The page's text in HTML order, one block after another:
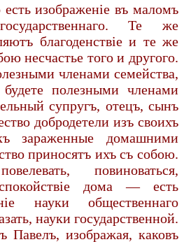
изображенiе въ маломъ
Те же
благоденствiе и те же
несчастье того и другого.
членами семейства,
полезными членами
супругъ, отецъ, сынъ
добродетели изъ своихъ
зараженные домашними
приносятъ ихъ съ собою.
повиноваться,
дома — есть
науки общественнаго
науки государственной.
Павелъ, изображая, каковъ